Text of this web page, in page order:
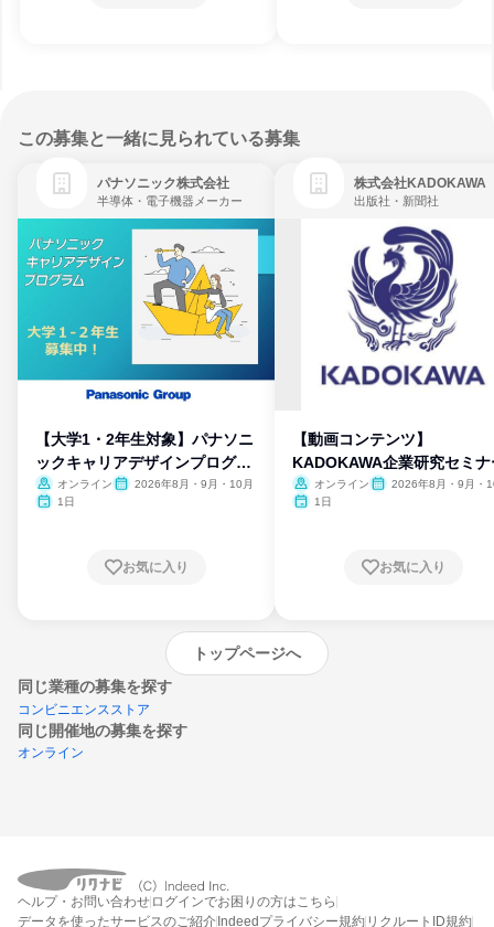
この募集と一緒に見られている募集
パナソニック株式会社
半導体・電子機器メーカー
【大学1・2年生対象】パナソニ
ックキャリアデザインプログラ
ム
オンライン
2026年8月・9月・10月
1日
お気に入り
株式会社KADOKAWA
出版社・新聞社
【動画コンテンツ】
KADOKAWA企業研究セミナ
オンライン
2026年8月・9月・
1日
お気に入り
トップページへ
同じ業種の募集を探す
コンビニエンスストア
同じ開催地の募集を探す
オンライン
エントリーするとプログラムの詳細案内を
受け取れるようになります
ヘルプ・お問い合わせ ログインでお困りの方はこちら
データを使ったサービスのご紹介 Indeedプライバシー規約 リクルートID規約